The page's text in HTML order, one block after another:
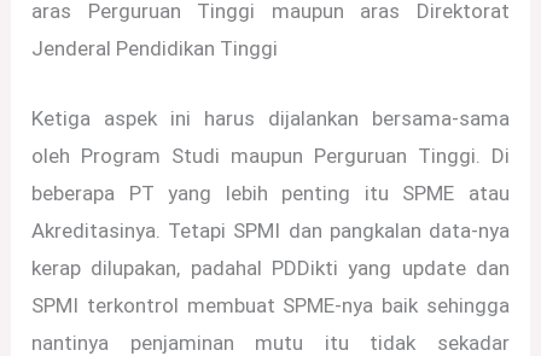
aras Perguruan Tinggi maupun aras Direktorat
Jenderal Pendidikan Tinggi
Ketiga aspek ini harus dijalankan bersama-sama
oleh Program Studi maupun Perguruan Tinggi. Di
beberapa PT yang lebih penting itu SPME atau
Akreditasinya. Tetapi SPMI dan pangkalan data-nya
kerap dilupakan, padahal PDDikti yang update dan
SPMI terkontrol membuat SPME-nya baik sehingga
nantinya penjaminan mutu itu tidak sekadar